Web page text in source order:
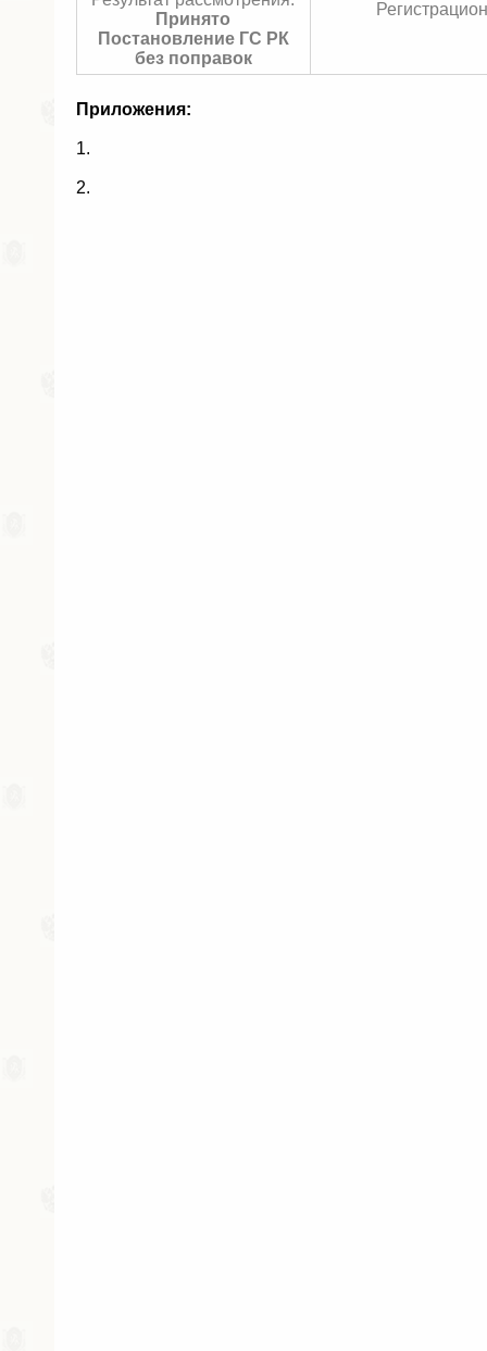
Принято
Постановление ГС РК
без поправок
Приложения:
1.
2.